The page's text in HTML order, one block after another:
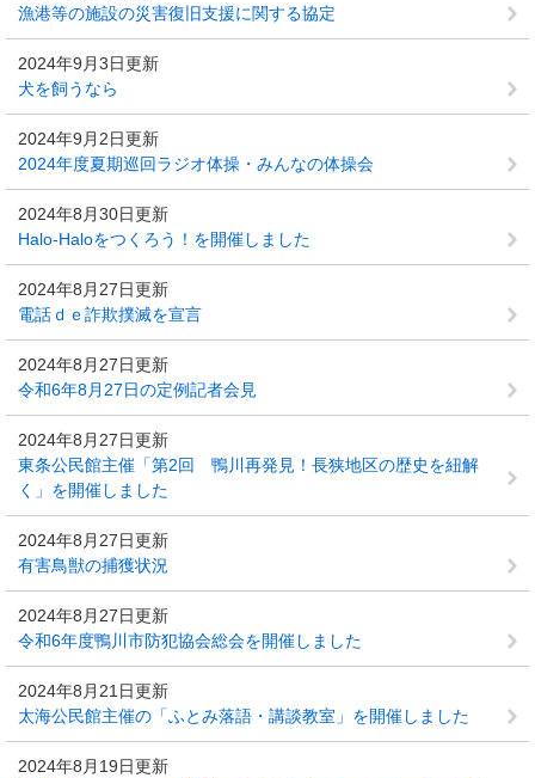
漁港等の施設の災害復旧支援に関する協定
2024年9月3日更新
犬を飼うなら
2024年9月2日更新
2024年度夏期巡回ラジオ体操・みんなの体操会
2024年8月30日更新
Halo-Haloをつくろう！を開催しました
2024年8月27日更新
電話ｄｅ詐欺撲滅を宣言
2024年8月27日更新
令和6年8月27日の定例記者会見
2024年8月27日更新
東条公民館主催「第2回 鴨川再発見！長狭地区の歴史を紐解
く」を開催しました
2024年8月27日更新
有害鳥獣の捕獲状況
2024年8月27日更新
令和6年度鴨川市防犯協会総会を開催しました
2024年8月21日更新
太海公民館主催の「ふとみ落語・講談教室」を開催しました
2024年8月19日更新